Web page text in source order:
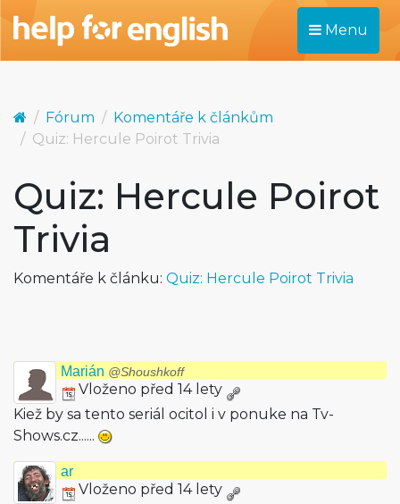
Menu
Fórum
Komentáře k článkům
Quiz: Hercule Poirot Trivia
Quiz: Hercule Poirot
Trivia
Komentáře k článku: Quiz: Hercule Poirot Trivia
Marián @Shoushkoff
Vloženo před 14 lety
Kiež by sa tento seriál ocitol i v ponuke na Tv-
Shows.cz......
ar
Vloženo před 14 lety